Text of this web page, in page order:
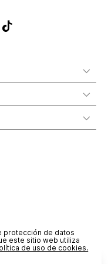
protección de datos
este sitio web utiliza
de uso de cookies.